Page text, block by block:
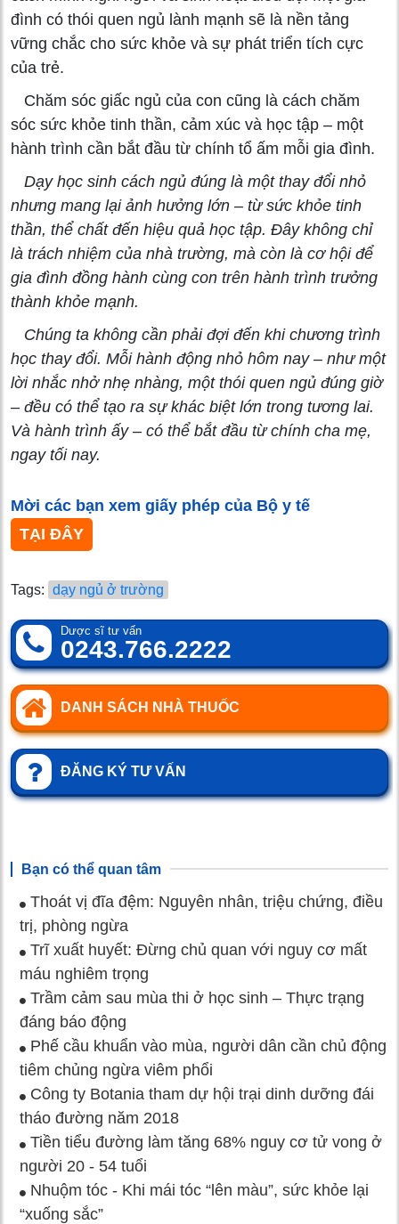
đình có thói quen ngủ lành mạnh sẽ là nền tảng
vững chắc cho sức khỏe và sự phát triển tích cực
của trẻ.
Chăm sóc giấc ngủ của con cũng là cách chăm
sóc sức khỏe tinh thần, cảm xúc và học tập – một
hành trình cần bắt đầu từ chính tổ ấm mỗi gia đình.
Dạy học sinh cách ngủ đúng là một thay đổi nhỏ
nhưng mang lại ảnh hưởng lớn – từ sức khỏe tinh
thần, thể chất đến hiệu quả học tập. Đây không chỉ
là trách nhiệm của nhà trường, mà còn là cơ hội để
gia đình đồng hành cùng con trên hành trình trưởng
thành khỏe mạnh.
Chúng ta không cần phải đợi đến khi chương trình
học thay đổi. Mỗi hành động nhỏ hôm nay – như một
lời nhắc nhở nhẹ nhàng, một thói quen ngủ đúng giờ
– đều có thể tạo ra sự khác biệt lớn trong tương lai.
Và hành trình ấy – có thể bắt đầu từ chính cha mẹ,
ngay tối nay.
Mời các bạn xem giấy phép của Bộ y tế
TẠI ĐÂY
Tags: dạy ngủ ở trường
Dược sĩ tư vấn
0243.766.2222
DANH SÁCH NHÀ THUỐC
ĐĂNG KÝ TƯ VẤN
Bạn có thể quan tâm
Thoát vị đĩa đệm: Nguyên nhân, triệu chứng, điều
trị, phòng ngừa
Trĩ xuất huyết: Đừng chủ quan với nguy cơ mất
máu nghiêm trọng
Trầm cảm sau mùa thi ở học sinh – Thực trạng
đáng báo động
Phế cầu khuẩn vào mùa, người dân cần chủ động
tiêm chủng ngừa viêm phổi
Công ty Botania tham dự hội trại dinh dưỡng đái
tháo đường năm 2018
Tiền tiểu đường làm tăng 68% nguy cơ tử vong ở
người 20 - 54 tuổi
Nhuộm tóc - Khi mái tóc “lên màu”, sức khỏe lại
“xuống sắc”